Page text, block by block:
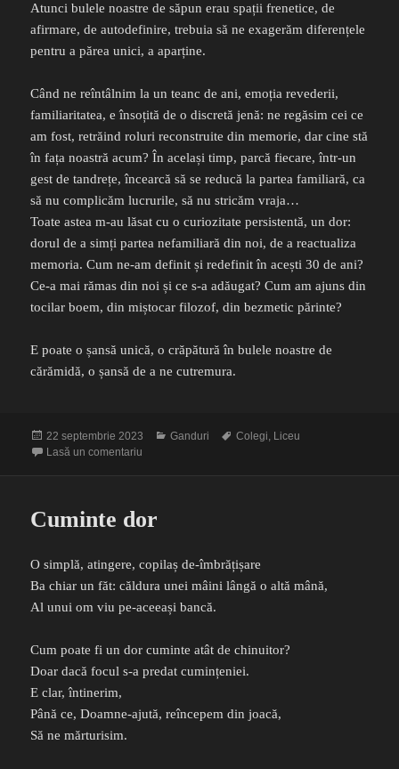
Atunci bulele noastre de săpun erau spații frenetice, de
afirmare, de autodefinire, trebuia să ne exagerăm diferențele
pentru a părea unici, a aparține.
Când ne reîntâlnim la un teanc de ani, emoția revederii,
familiaritatea, e însoțită de o discretă jenă: ne regăsim cei ce
am fost, retrăind roluri reconstruite din memorie, dar cine stă
în fața noastră acum? În același timp, parcă fiecare, într-un
gest de tandrețe, încearcă să se reducă la partea familiară, ca
să nu complicăm lucrurile, să nu stricăm vraja…
Toate astea m-au lăsat cu o curiozitate persistentă, un dor:
dorul de a simți partea nefamiliară din noi, de a reactualiza
memoria. Cum ne-am definit și redefinit în acești 30 de ani?
Ce-a mai rămas din noi și ce s-a adăugat? Cum am ajuns din
tocilar boem, din miștocar filozof, din bezmetic părinte?
E poate o șansă unică, o crăpătură în bulele noastre de
cărămidă, o șansă de a ne cutremura.
Publicat
pe
22 septembrie 2023 Categorii
Ganduri Etichete
Colegi Liceu
Lasă un comentariu
Cuminte dor
O simplă, atingere, copilaș de-îmbrățișare
Ba chiar un făt: căldura unei mâini lângă o altă mână,
Al unui om viu pe-aceeași bancă.
Cum poate fi un dor cuminte atât de chinuitor?
Doar dacă focul s-a predat cumințeniei.
E clar, întinerim,
Până ce, Doamne-ajută, reîncepem din joacă,
Să ne mărturisim.